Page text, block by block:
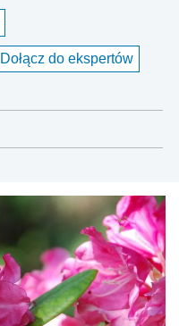
Dołącz do ekspertów